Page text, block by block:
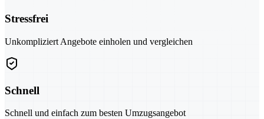
Stressfrei
Unkompliziert Angebote einholen und vergleichen
Schnell
Schnell und einfach zum besten Umzugsangebot